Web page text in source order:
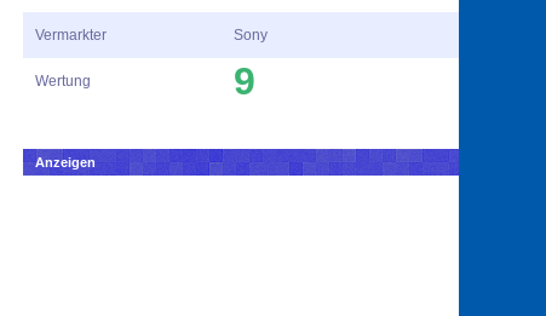
Vermarkter Sony
Wertung 9
Anzeigen